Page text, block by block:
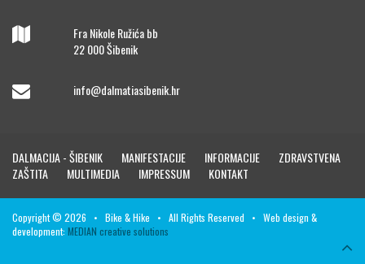
Fra Nikole Ružića bb
22 000 Šibenik
info@dalmatiasibenik.hr
DALMACIJA - ŠIBENIK MANIFESTACIJE INFORMACIJE
ZDRAVSTVENA
ZAŠTITA
MULTIMEDIA IMPRESSUM KONTAKT
Copyright © 2026 • Bike & Hike • All Rights Reserved • Web design &
development: MEDIAN creative solutions